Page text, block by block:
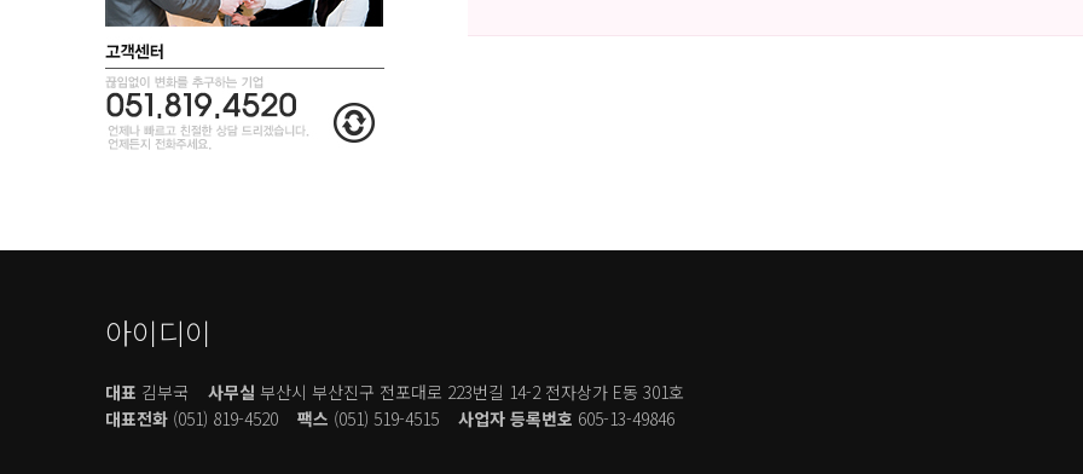
아이디이
대표 김부국 사무실 부산시 부산진구 전포대로 223번길 14-2 전자상가 E동 301호
대표전화 (051) 819-4520 팩스 (051) 519-4515 사업자 등록번호 605-13-49846